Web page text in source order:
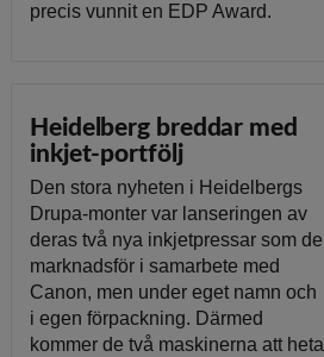
precis vunnit en EDP Award.
Heidelberg breddar med
inkjet-portfölj
Den stora nyheten i Heidelbergs
Drupa-monter var lanseringen av
deras två nya inkjetpressar som de
marknadsför i samarbete med
Canon, men under eget namn och
i egen förpackning. Därmed
kommer de två maskinerna att heta